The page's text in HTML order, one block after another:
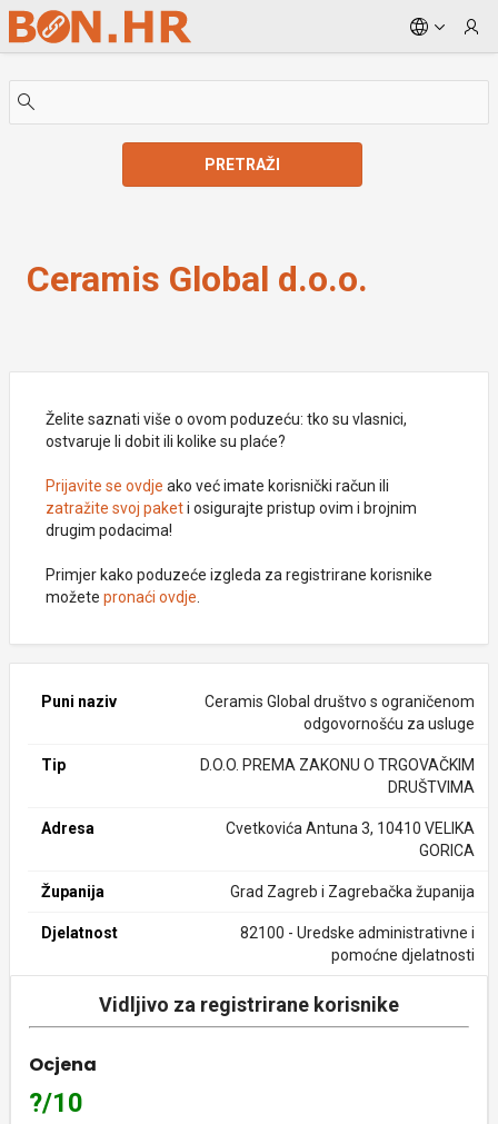
Skip to Main Content
PRETRAŽI
Ceramis Global d.o.o.
Želite saznati više o ovom poduzeću: tko su vlasnici,
ostvaruje li dobit ili kolike su plaće?
Prijavite se ovdje ako već imate korisnički račun ili
zatražite svoj paketi osigurajte pristup ovim i brojnim
drugim podacima!
Primjer kako poduzeće izgleda za registrirane korisnike
možete pronaći ovdje
Puni naziv
Ceramis Global društvo s ograničenom
odgovornošću za usluge
Tip
D.O.O. PREMA ZAKONU O TRGOVAČKIM
DRUŠTVIMA
Adresa
Cvetkovića Antuna 3, 10410 VELIKA
GORICA
Županija Grad Zagreb i Zagrebačka županija
Djelatnost
82100 - Uredske administrativne i
pomoćne djelatnosti
Vidljivo za registrirane korisnike
Ocjena
?/10